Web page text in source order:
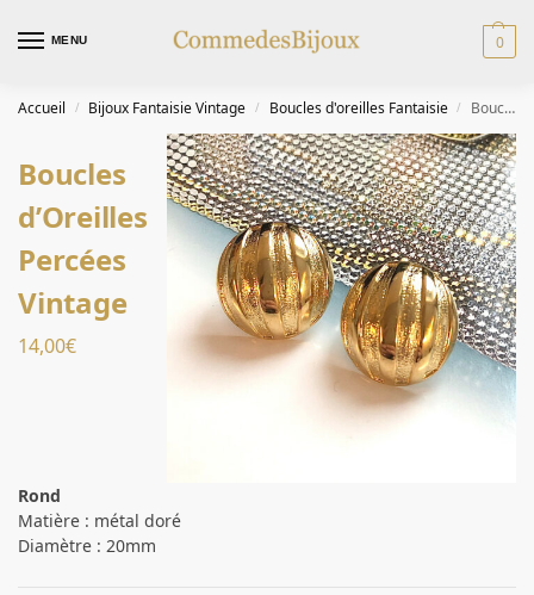
MENU 0
Accueil / Bijoux Fantaisie Vintage / Boucles d'oreilles Fantaisie / Boucles d’Oreilles Percées Vintage
Boucles
d’Oreilles
Percées
Vintage
14,00€
Rond
Matière : métal doré
Diamètre : 20mm